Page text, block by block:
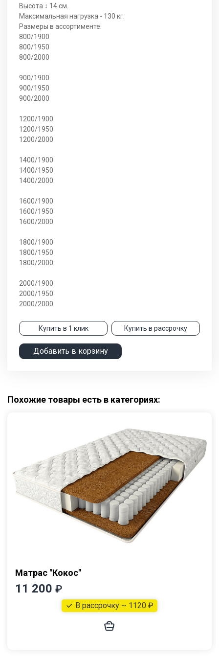
Высота ↕ 14 см.
Максимальная нагрузка - 130 кг.
Размеры в ассортименте:
800/1900
800/1950
800/2000
900/1900
900/1950
900/2000
1200/1900
1200/1950
1200/2000
1400/1900
1400/1950
1400/2000
1600/1900
1600/1950
1600/2000
1800/1900
1800/1950
1800/2000
2000/1900
2000/1950
2000/2000
Купить в 1 клик Купить в рассрочку
Добавить в корзину
Похожие товары есть в категориях:
Матрас "Кокос"
11 200 ₽
В рассрочку ~ 1120 ₽